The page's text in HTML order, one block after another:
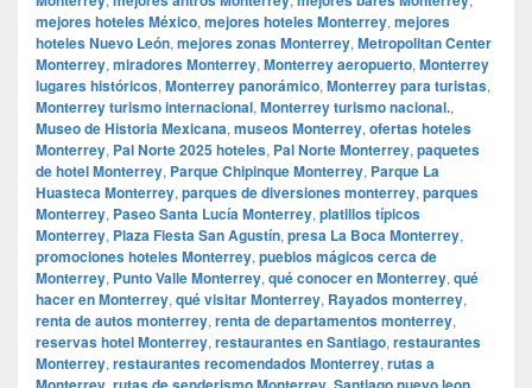
mejores hoteles México, mejores hoteles Monterrey, mejores
hoteles Nuevo León, mejores zonas Monterrey, Metropolitan Center
Monterrey, miradores Monterrey, Monterrey aeropuerto, Monterrey
lugares históricos, Monterrey panorámico, Monterrey para turistas,
Monterrey turismo internacional, Monterrey turismo nacional.,
Museo de Historia Mexicana, museos Monterrey, ofertas hoteles
Monterrey, Pal Norte 2025 hoteles, Pal Norte Monterrey, paquetes
de hotel Monterrey, Parque Chipinque Monterrey, Parque La
Huasteca Monterrey, parques de diversiones monterrey, parques
Monterrey, Paseo Santa Lucía Monterrey, platillos típicos
Monterrey, Plaza Fiesta San Agustín, presa La Boca Monterrey,
promociones hoteles Monterrey, pueblos mágicos cerca de
Monterrey, Punto Valle Monterrey, qué conocer en Monterrey, qué
hacer en Monterrey, qué visitar Monterrey, Rayados monterrey,
renta de autos monterrey, renta de departamentos monterrey,
reservas hotel Monterrey, restaurantes en Santiago, restaurantes
Monterrey, restaurantes recomendados Monterrey, rutas a
, , ,